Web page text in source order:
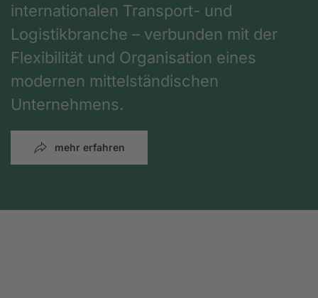
internationalen Transport- und
Logistikbranche – verbunden mit der
Flexibilität und Organisation eines
modernen mittelständischen
Unternehmens.
mehr erfahren